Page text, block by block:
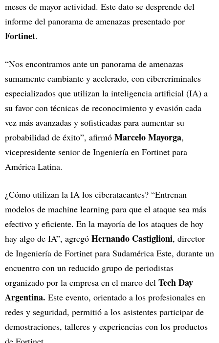
meses de mayor actividad. Este dato se desprende del
informe del panorama de amenazas presentado por
Fortinet.
“Nos encontramos ante un panorama de amenazas
sumamente cambiante y acelerado, con cibercriminales
especializados que utilizan la inteligencia artificial (IA) a
su favor con técnicas de reconocimiento y evasión cada
vez más avanzadas y sofisticadas para aumentar su
probabilidad de éxito”, afirmó Marcelo Mayorga,
vicepresidente senior de Ingeniería en Fortinet para
América Latina.
¿Cómo utilizan la IA los ciberatacantes? “Entrenan
modelos de machine learning para que el ataque sea más
efectivo y eficiente. En la mayoría de los ataques de hoy
hay algo de IA”, agregó Hernando Castiglioni, director
de Ingeniería de Fortinet para Sudamérica Este, durante un
encuentro con un reducido grupo de periodistas
organizado por la empresa en el marco del Tech Day
Argentina. Este evento, orientado a los profesionales en
redes y seguridad, permitió a los asistentes participar de
demostraciones, talleres y experiencias con los productos